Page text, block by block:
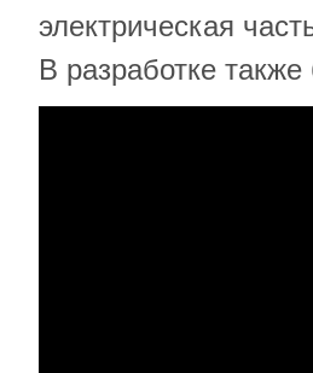
электрическая
В разработке